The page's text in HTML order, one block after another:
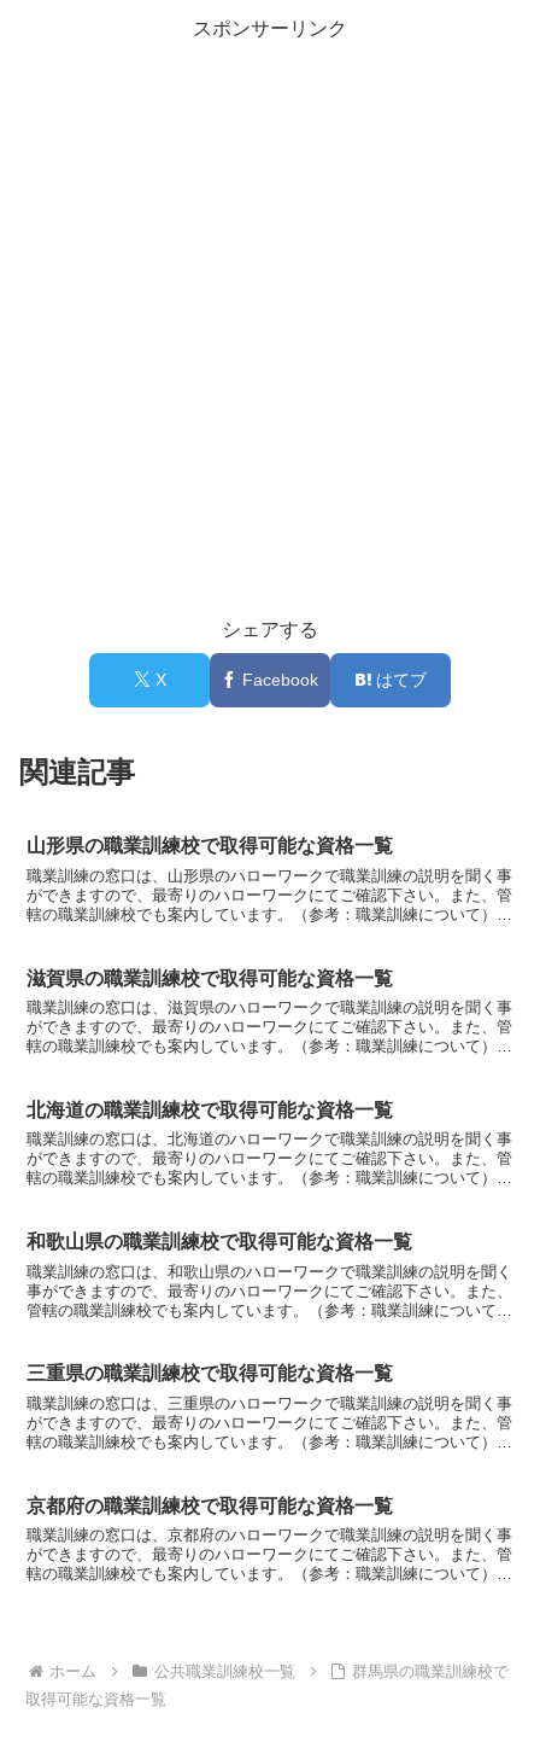
スポンサーリンク
シェアする
X Facebook はてブ
関連記事
山形県の職業訓練校で取得可能な資格一覧
職業訓練の窓口は、山形県のハローワークで職業訓練の説明を聞く事
ができますので、最寄りのハローワークにてご確認下さい。また、管
轄の職業訓練校でも案内しています。（参考：職業訓練について）山
滋賀県の職業訓練校で取得可能な資格一覧
職業訓練の窓口は、滋賀県のハローワークで職業訓練の説明を聞く事
ができますので、最寄りのハローワークにてご確認下さい。また、管
轄の職業訓練校でも案内しています。（参考：職業訓練について）滋
北海道の職業訓練校で取得可能な資格一覧
職業訓練の窓口は、北海道のハローワークで職業訓練の説明を聞く事
ができますので、最寄りのハローワークにてご確認下さい。また、管
轄の職業訓練校でも案内しています。（参考：職業訓練について）北
和歌山県の職業訓練校で取得可能な資格一覧
職業訓練の窓口は、和歌山県のハローワークで職業訓練の説明を聞く
事ができますので、最寄りのハローワークにてご確認下さい。また、
管轄の職業訓練校でも案内しています。（参考：職業訓練について）
三重県の職業訓練校で取得可能な資格一覧
職業訓練の窓口は、三重県のハローワークで職業訓練の説明を聞く事
ができますので、最寄りのハローワークにてご確認下さい。また、管
轄の職業訓練校でも案内しています。（参考：職業訓練について）三
京都府の職業訓練校で取得可能な資格一覧
職業訓練の窓口は、京都府のハローワークで職業訓練の説明を聞く事
ができますので、最寄りのハローワークにてご確認下さい。また、管
轄の職業訓練校でも案内しています。（参考：職業訓練について）京
ホーム 公共職業訓練校一覧
群馬県の職業訓練校で
取得可能な資格一覧